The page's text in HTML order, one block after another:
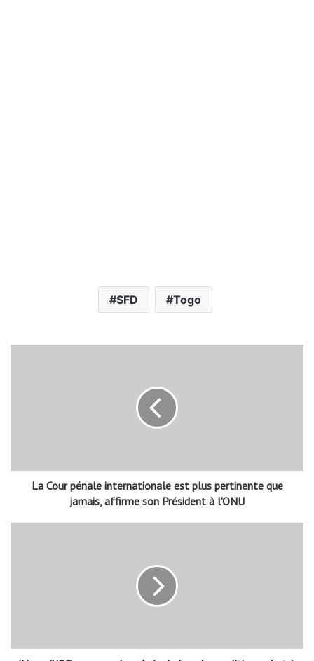
SFD Togo
La Cour pénale internationale est plus pertinente que
jamais, affirme son Président à l'ONU